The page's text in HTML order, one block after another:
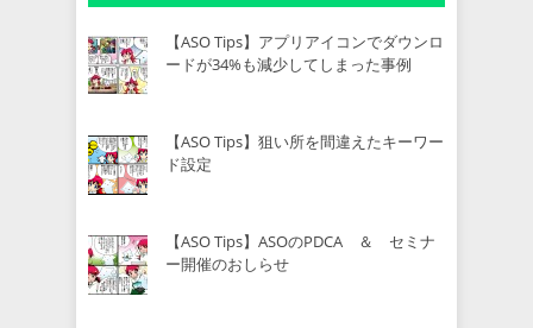
【ASO Tips】アプリアイコンでダウンロ
ードが34%も減少してしまった事例
【ASO Tips】狙い所を間違えたキーワー
ド設定
【ASO Tips】ASOのPDCA ＆ セミナ
ー開催のおしらせ